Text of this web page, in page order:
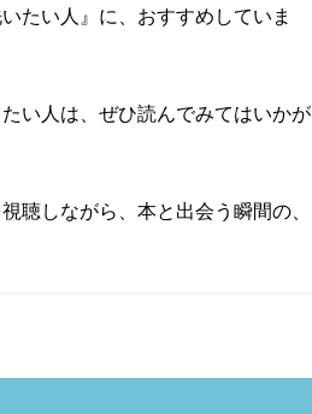
たい人』に、おすすめしていま
い人は、ぜひ読んでみてはいかが
聴しながら、本と出会う瞬間の、